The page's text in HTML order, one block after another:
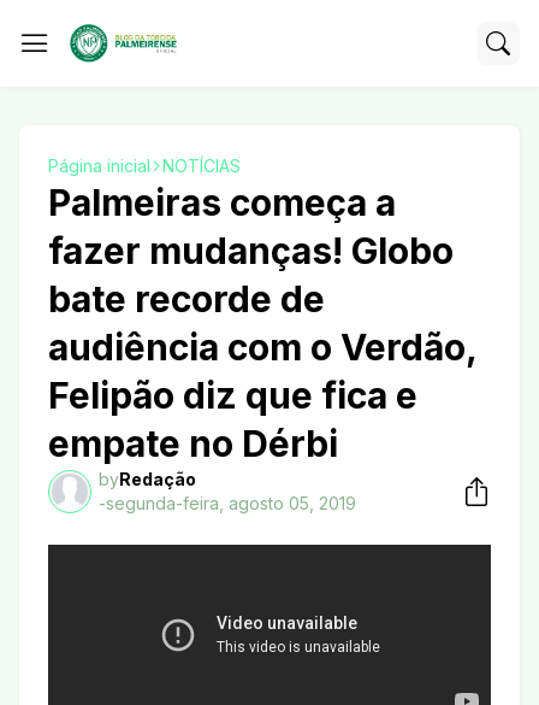
Página inicial NOTÍCIAS
Palmeiras começa a
fazer mudanças! Globo
bate recorde de
audiência com o Verdão,
Felipão diz que fica e
empate no Dérbi
byRedação
-segunda-feira, agosto 05, 2019